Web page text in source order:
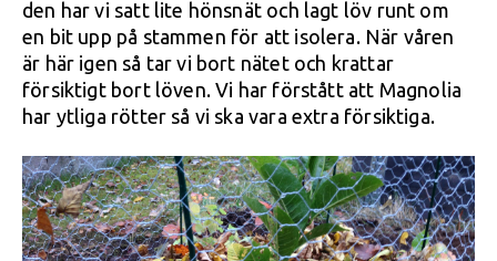
den har vi satt lite hönsnät och lagt löv runt om
en bit upp på stammen för att isolera. När våren
är här igen så tar vi bort nätet och krattar
försiktigt bort löven. Vi har förstått att Magnolia
har ytliga rötter så vi ska vara extra försiktiga.